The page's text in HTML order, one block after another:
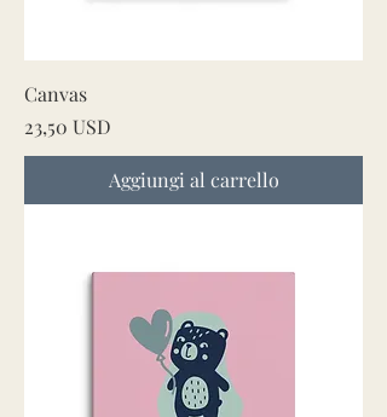
Canvas
Prezzo
23,50 USD
Aggiungi al carrello